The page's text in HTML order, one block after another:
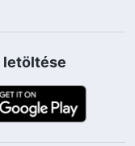
letöltése